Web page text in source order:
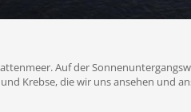
Auf der
Krebse, die wir uns ansehen und